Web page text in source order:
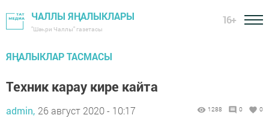
ЧАЛЛЫ ЯҢАЛЫКЛАРЫ
"Шәһри Чаллы" газетасы
16+
ЯҢАЛЫКЛАР ТАСМАСЫ
Техник карау кире кайта
admin, 26 август 2020 - 10:17 1288 0 0